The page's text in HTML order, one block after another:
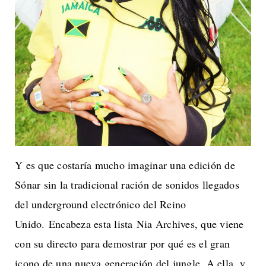
Y es que costaría mucho imaginar una edición de
Sónar sin la tradicional ración de sonidos llegados
del underground electrónico del Reino
Unido. Encabeza esta lista Nia Archives, que viene
con su directo para demostrar por qué es el gran